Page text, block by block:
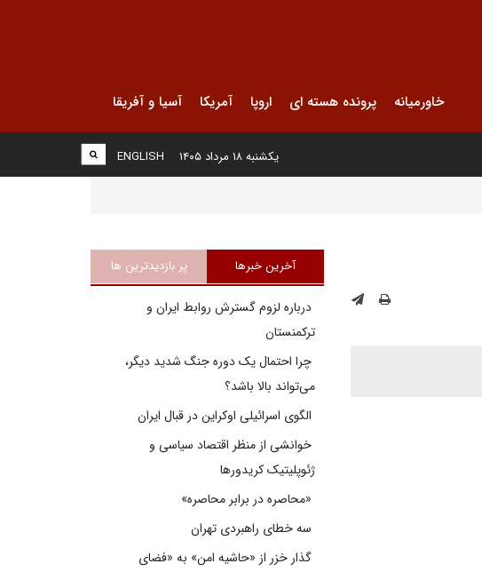
خاورمیانه پرونده هسته ای اروپا آمریکا آسیا و آفریقا
ENGLISH یکشنبه ۱۸ مرداد ۱۴۰۵
آخرین خبرها پر بازدیدترین ها
درباره لزوم گسترش روابط ایران و
ترکمنستان
چرا احتمال یک دوره جنگ شدید دیگر،
می‌تواند بالا باشد؟
الگوی اسرائیلی اوکراین در قبال ایران
خوانشی از منظر اقتصاد سیاسی و
ژئوپلیتیک کریدورها
«محاصره در برابر محاصره»
سه خطای راهبردی تهران
گذار خزر از «حاشیه امن» به «فضای